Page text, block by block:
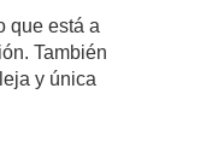
que está a
También
y única